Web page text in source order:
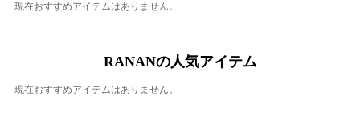
現在おすすめアイテムはありません。
RANANの人気アイテム
現在おすすめアイテムはありません。